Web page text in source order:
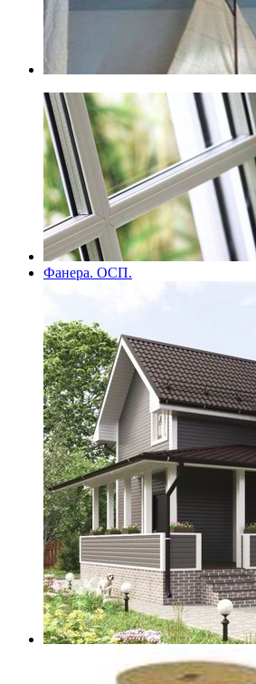
Фанера. ОСП.